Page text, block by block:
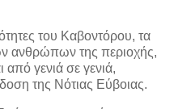
του Καβοντόρου, τα
ανθρώπων της περιοχής,
από γενιά σε γενιά,
της Νότιας Εύβοιας.